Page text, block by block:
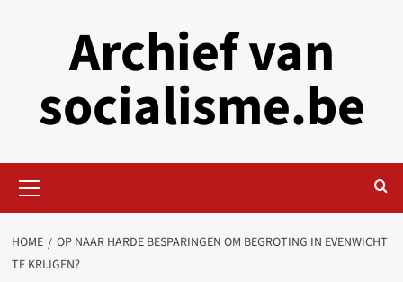
Archief van
socialisme.be
Menu
HOME
OP NAAR HARDE BESPARINGEN OM BEGROTING IN EVENWICHT
TE KRIJGEN?